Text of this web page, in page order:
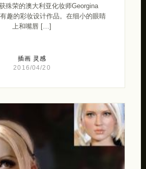
殊荣的澳大利亚化妆师Georgina
趣的彩妆设计作品。在细小的眼睛
上和嘴唇 […]
插画 灵感
2016/04/20